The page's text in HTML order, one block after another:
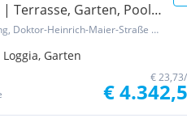
Terrasse, Garten, Pool
1180 Wien, 18. Bezirk, Währing, Doktor-Heinrich-Maier-Straße 60
Garten
€
€